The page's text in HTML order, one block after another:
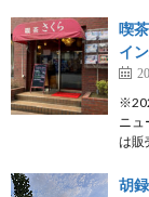
喫
イ
ニュ
は販
胡